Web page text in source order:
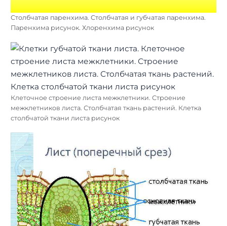
Столбчатая паренхима. Столбчатая и губчатая паренхима.
Паренхима рисунок. Хлоренхима рисунок
Клеточное строение листа межклетники. Строение
межклетников листа. Столбчатая ткань растений. Клетка
столбчатой ткани листа рисунок